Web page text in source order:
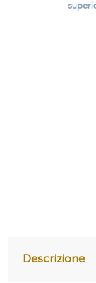
Descrizione